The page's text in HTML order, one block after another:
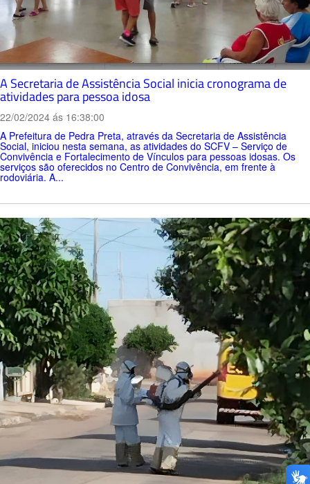
A Secretaria de Assistência Social inicia cronograma de
atividades para pessoa idosa
22/02/2024 ás 16:38:00
A Prefeitura de Pedra Preta, através da Secretaria de Assistência
Social, iniciou nesta semana, as atividades do SCFV – Serviço de
Convivência e Fortalecimento de Vínculos para pessoas idosas. Os
serviços são oferecidos no Centro de Convivência, em frente à
rodoviária. A...